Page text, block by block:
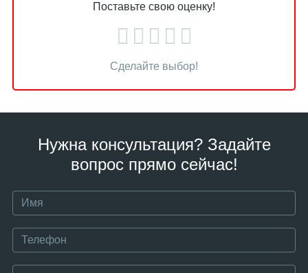
Поставьте свою оценку!
Сделайте выбор!
Нужна консультация? Задайте
вопрос прямо сейчас!